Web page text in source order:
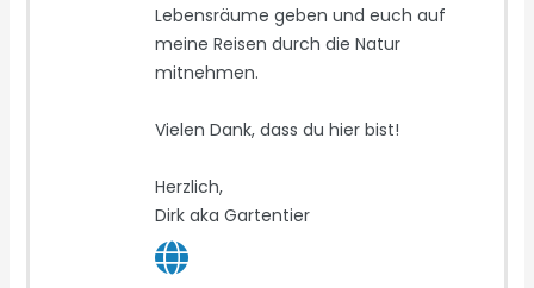
Lebensräume geben und euch auf
meine Reisen durch die Natur
mitnehmen.
Vielen Dank, dass du hier bist!
Herzlich,
Dirk aka Gartentier